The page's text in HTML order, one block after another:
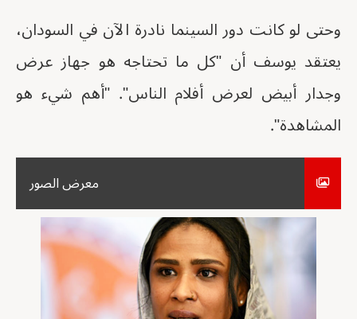
وحتى لو كانت دور السينما نادرة الآن في السودان،
يعتقد يوسف أن "كل ما تحتاجه هو جهاز عرض
وجدار أبيض لعرض أفلام الناس". "أهم شيء هو
المشاهدة".
معرض الصور